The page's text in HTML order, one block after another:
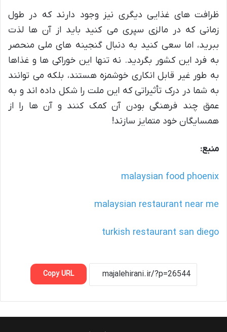
ظرافت های غذایی دیگری نیز وجود دارند که در طول
زمانی که در مالزی سپری می کنید باید از آن ها لذت
ببرید، اما سعی کنید به دنبال گنجینه های ملی منحصر
به فرد این کشور بگردید. نه تنها این خوراکی ها و غذاها
به طور غیر قابل انکاری خوشمزه هستند، بلکه می توانند
به شما در درک تأثیراتی که این ملت را شکل داده اند و به
عمق چند فرهنگی بودن آن کمک کنند و آن ها را از
همسایگان خود متمایز سازند!
منبع:
malaysian food phoenix
malaysian restaurant near me
turkish restaurant san diego
Copy URL